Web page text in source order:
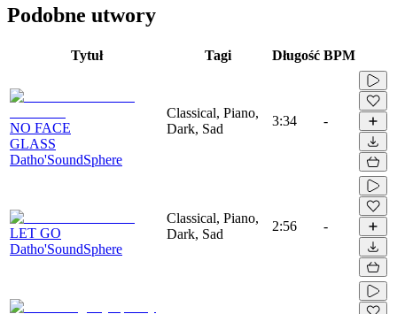
Podobne utwory
Tytuł Tagi Długość BPM
NO FACE
GLASS
Datho'SoundSphere
Classical, Piano,
Dark, Sad
3:34 -
LET GO
Datho'SoundSphere
Classical, Piano,
Dark, Sad
2:56 -